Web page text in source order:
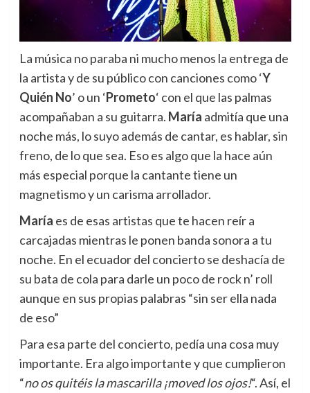
La música no paraba ni mucho menos la entrega de
la artista y de su público con canciones como ‘Y
Quién No’ o un ‘Prometo‘ con el que las palmas
acompañaban a su guitarra. María admitía que una
noche más, lo suyo además de cantar, es hablar, sin
freno, de lo que sea. Eso es algo que la hace aún
más especial porque la cantante tiene un
magnetismo y un carisma arrollador.
María es de esas artistas que te hacen reír a
carcajadas mientras le ponen banda sonora a tu
noche. En el ecuador del concierto se deshacía de
su bata de cola para darle un poco de rock n’ roll
aunque en sus propias palabras “sin ser ella nada
de eso”
Para esa parte del concierto, pedía una cosa muy
importante. Era algo importante y que cumplieron
“no os quitéis la mascarilla ¡moved los ojos!“. Así, el